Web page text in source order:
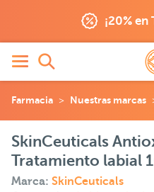
¡20%
Farmacia Nuestras marcas
SkinCeuticals
Tratamiento labial
Marca: SkinCeuticals